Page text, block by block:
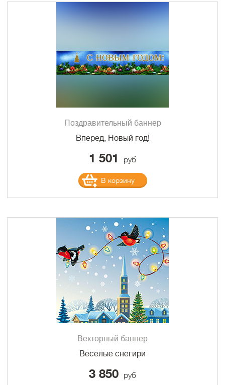
Поздравительный баннер
Вперед, Новый год!
1 501 руб
В корзину
Векторный баннер
Веселые снегири
3 850 руб